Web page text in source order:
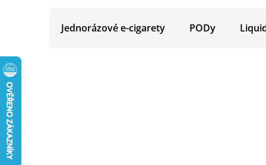
Jednorázové e-cigarety PODy